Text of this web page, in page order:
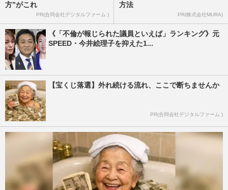
方”がこれ
PR(合同会社デジタルファーム )
方法
PR(株式会社MURA)
《「不倫が報じられた議員といえば」ランキング》元
SPEED・今井絵理子を抑えた1...
【宝くじ落選】外れ続ける流れ、ここで断ちませんか
PR(合同会社デジタルファーム )